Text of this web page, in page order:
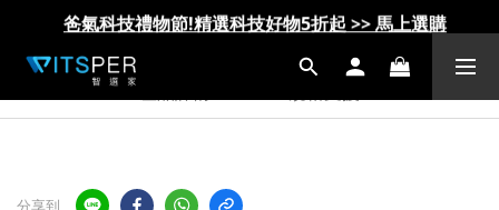
IDMIX Q10 Pro 行動電源 第一代 更換服務方案說明
爸氣科技禮物節!精選科技好物5折起 >> 馬上選購
IDMIX Q10 Pro 行動電源 第一代 更換服務方案說明
爸氣科技禮物節!精選科技好物5折起 >> 馬上選購
分享到